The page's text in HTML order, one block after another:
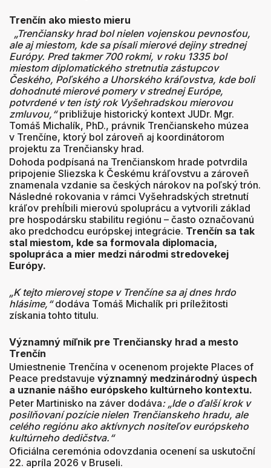
Trenčín ako miesto mieru
„Trenčiansky hrad bol nielen vojenskou pevnosťou,
ale aj miestom, kde sa písali mierové dejiny strednej
Európy. Pred takmer 700 rokmi, v roku 1335 bol
miestom diplomatického stretnutia zástupcov
Českého, Poľského a Uhorského kráľovstva, kde boli
dohodnuté mierové pomery v strednej Európe,
potvrdené v ten istý rok Vyšehradskou mierovou
zmluvou,“ približuje historický kontext JUDr. Mgr.
Tomáš Michalík, PhD., právnik Trenčianskeho múzea
v Trenčíne, ktorý bol zároveň aj koordinátorom
projektu za Trenčiansky hrad.
Dohoda podpísaná na Trenčianskom hrade potvrdila
pripojenie Sliezska k Českému kráľovstvu a zároveň
znamenala vzdanie sa českých nárokov na poľský trón.
Následné rokovania v rámci Vyšehradských stretnutí
kráľov prehĺbili mierovú spoluprácu a vytvorili základ
pre hospodársku stabilitu regiónu – často označovanú
ako predchodcu európskej integrácie. Trenčín sa tak
stal miestom, kde sa formovala diplomacia,
spolupráca a mier medzi národmi stredovekej
Európy.
„K tejto mierovej stope v Trenčíne sa aj dnes hrdo
hlásime,“ dodáva Tomáš Michalík pri príležitosti
získania tohto titulu.
Významný míľnik pre Trenčiansky hrad a mesto
Trenčín
Umiestnenie Trenčína v ocenenom projekte Places of
Peace predstavuje významný medzinárodný úspech
a uznanie nášho európskeho kultúrneho kontextu.
Peter Martinisko na záver dodáva: „Ide o ďalší krok v
posilňovaní pozície nielen Trenčianskeho hradu, ale
celého regiónu ako aktívnych nositeľov európskeho
kultúrneho dedičstva.“
Oficiálna ceremónia odovzdania ocenení sa uskutoční
22. apríla 2026 v Bruseli.